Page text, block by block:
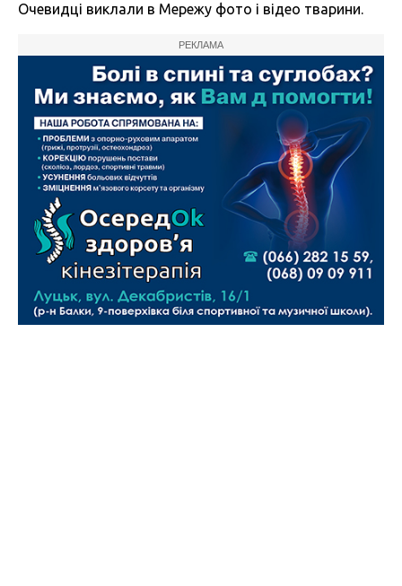
Очевидці виклали в Мережу фото і відео тварини.
РЕКЛАМА